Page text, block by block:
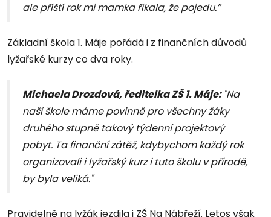
ale příští rok mi mamka říkala, že pojedu.”
Základní škola 1. Máje pořádá i z finančních důvodů
lyžařské kurzy co dva roky.
Michaela Drozdová, ředitelka ZŠ 1. Máje: "Na
naší škole máme povinně pro všechny žáky
druhého stupně takový týdenní projektový
pobyt. Ta finanční zátěž, kdybychom každý rok
organizovali i lyžařský kurz i tuto školu v přírodě,
by byla veliká."
Pravidelně na lyžák jezdila i ZŠ Na Nábřeží. Letos však